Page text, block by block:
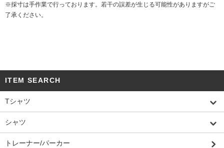
※採寸は手作業で行っております。若干の誤差が生じる可能性がありますがご
了承ください。
ITEM SEARCH
Tシャツ
シャツ
トレーナー/パーカー